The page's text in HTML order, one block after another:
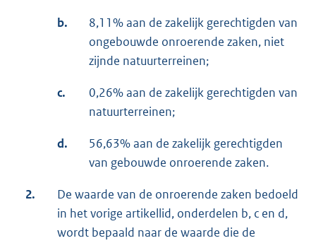
b.
8,11% aan de zakelijk gerechtigden van
ongebouwde onroerende zaken, niet
zijnde natuurterreinen;
c.
0,26% aan de zakelijk gerechtigden van
natuurterreinen;
d.
56,63% aan de zakelijk gerechtigden
van gebouwde onroerende zaken.
2.
De waarde van de onroerende zaken bedoeld
in het vorige artikellid, onderdelen b, c en d,
wordt bepaald naar de waarde die de